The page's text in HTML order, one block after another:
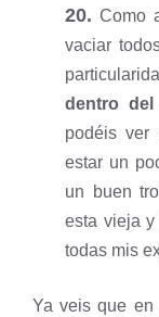
20. Como
vaciar
dentro del
podéis ver
estar un
un buen
esta vieja y
todas mis
Ya veis que en